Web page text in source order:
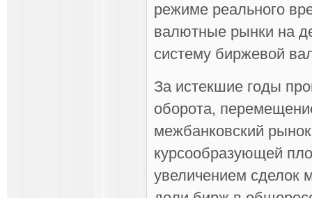
режиме реального
валютные рынки на
систему биржевой
За истекшие годы
оборота,
межбанковский
курсообразующей
увеличением сделок